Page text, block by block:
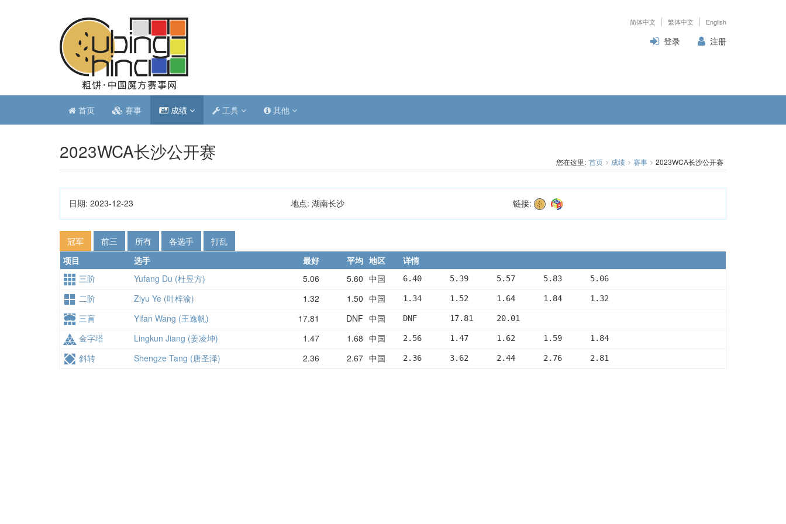
简体中文 繁体中文 English
登录 注册
首页 赛事 成绩 工具 其他
2023WCA长沙公开赛 您在这里: 首页 成绩 赛事 2023WCA长沙公开赛
日期: 2023-12-23 地点: 湖南长沙 链接:
冠军 前三 所有 各选手
打乱
项目
选手 最好 平均 地区
详情
三阶
Yufang Du (杜昱方) 5.06 5.60 中国 6.40      5.39      5.57      5.83      5.06
二阶 Ziyu Ye (叶梓渝) 1.32 1.50 中国 1.34      1.52      1.64      1.84      1.32
三盲 Yifan Wang (王逸帆) 17.81 DNF 中国 DNF       17.81     20.01
金字塔 Lingkun Jiang (姜凌坤) 1.47 1.68 中国 2.56      1.47      1.62      1.59      1.84
斜转 Shengze Tang (唐圣泽) 2.36 2.67 中国 2.36      3.62      2.44      2.76      2.81